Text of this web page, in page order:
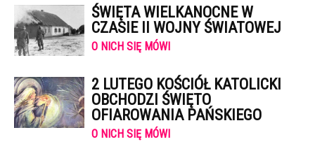
ŚWIĘTA WIELKANOCNE W
CZASIE II WOJNY ŚWIATOWEJ
O NICH SIĘ MÓWI
2 LUTEGO KOŚCIÓŁ KATOLICKI
OBCHODZI ŚWIĘTO
OFIAROWANIA PAŃSKIEGO
O NICH SIĘ MÓWI